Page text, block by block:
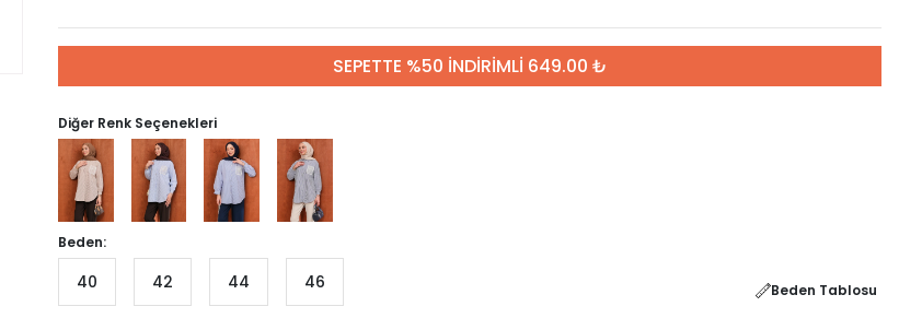
SEPETTE %50 İNDİRİMLİ 649.00 ₺
Diğer Renk Seçenekleri
Beden:
40 42 44 46 Beden Tablosu